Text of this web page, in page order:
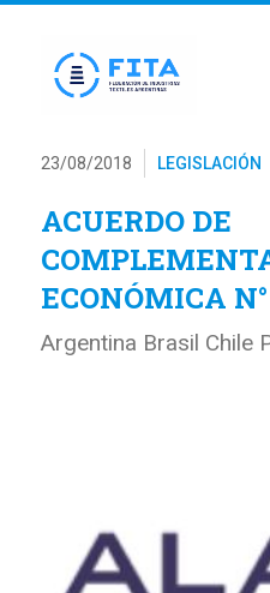
23/08/2018 LEGISLACIÓN
ACUERDO DE
ECONÓMICA
Argentina Brasil Chile